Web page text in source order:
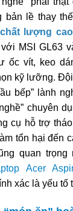
bản lề thay thế
chất lượng cao
MSI GL63
ốc vít, keo
kỹ lưỡng. Đội
bếp” lành
chuyên
cụ hỗ trợ
tổn hại đến
quan trọng
Acer
xác là yếu tố